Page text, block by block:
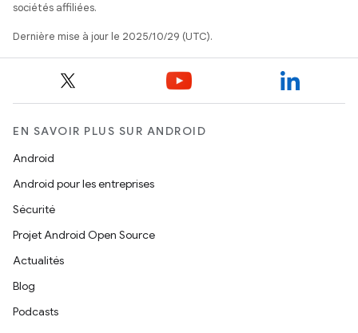
sociétés affiliées.
Dernière mise à jour le 2025/10/29 (UTC).
EN SAVOIR PLUS SUR ANDROID
Android
Android pour les entreprises
Sécurité
Projet Android Open Source
Actualités
Blog
Podcasts